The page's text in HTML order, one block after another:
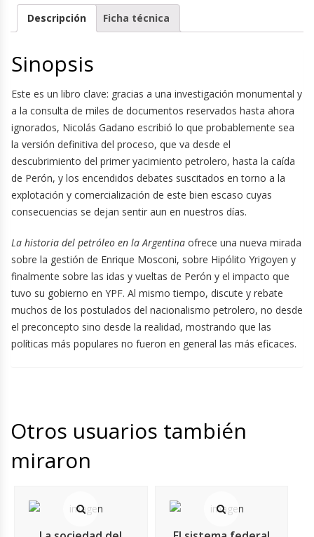
Descripción Ficha técnica
Sinopsis
Este es un libro clave: gracias a una investigación monumental y
a la consulta de miles de documentos reservados hasta ahora
ignorados, Nicolás Gadano escribió lo que probablemente sea
la versión definitiva del proceso, que va desde el
descubrimiento del primer yacimiento petrolero, hasta la caída
de Perón, y los encendidos debates suscitados en torno a la
explotación y comercialización de este bien escaso cuyas
consecuencias se dejan sentir aun en nuestros días.
La historia del petróleo en la Argentina ofrece una nueva mirada
sobre la gestión de Enrique Mosconi, sobre Hipólito Yrigoyen y
finalmente sobre las idas y vueltas de Perón y el impacto que
tuvo su gobierno en YPF. Al mismo tiempo, discute y rebate
muchos de los postulados del nacionalismo petrolero, no desde
el preconcepto sino desde la realidad, mostrando que las
políticas más populares no fueron en general las más eficaces.
Otros usuarios también
miraron